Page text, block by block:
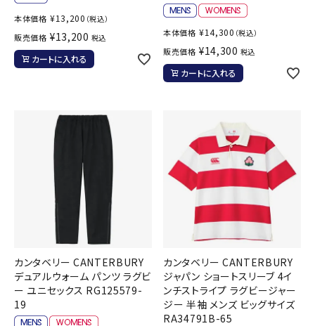
本体価格 ¥13,200 （税込）
販売価格 ¥13,200 税込
カートに入れる
本体価格 ¥14,300 （税込）
販売価格 ¥14,300 税込
カートに入れる
カンタベリー CANTERBURY
デュアルウォーム パンツ ラグビ
ー ユニセックス RG125579-
19
カンタベリー CANTERBURY
ジャパン ショートスリーブ 4イ
ンチストライプ ラグビージャー
ジー 半袖 メンズ ビッグサイズ
RA34791B-65